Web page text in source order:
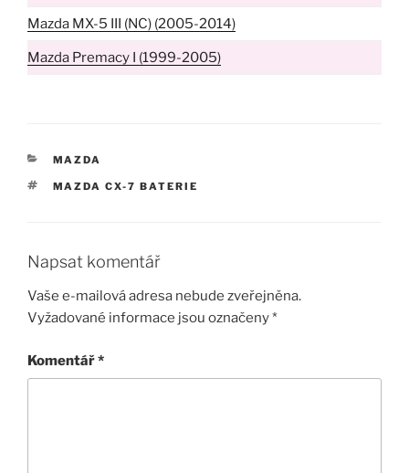
Mazda MX-5 III (NC) (2005-2014)
Mazda Premacy I (1999-2005)
RUBRIKY
MAZDA
ŠTÍTKY
MAZDA CX-7 BATERIE
Napsat komentář
Vaše e-mailová adresa nebude zveřejněna.
Vyžadované informace jsou označeny*
Komentář*